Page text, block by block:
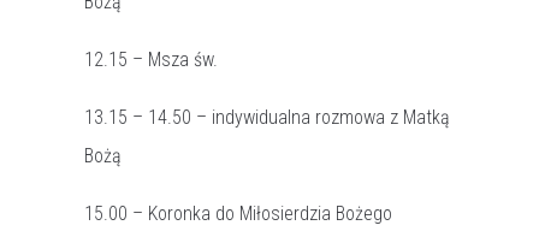
12.15 – Msza św.
13.15 – 14.50 – indywidualna rozmowa z Matką
Bożą
15.00 – Koronka do Miłosierdzia Bożego